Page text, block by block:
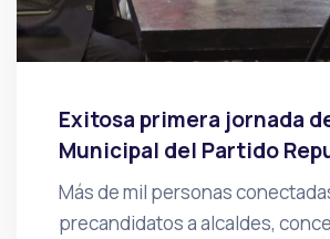
Exitosa primera jornada
Municipal del Partido
Más de mil personas
precandidatos a alcaldes,